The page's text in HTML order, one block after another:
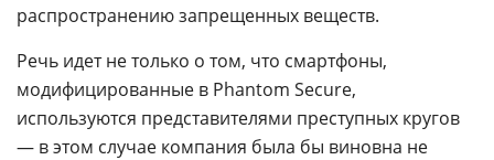
распространению запрещенных веществ.
Речь идет не только о том, что смартфоны,
модифицированные в Phantom Secure,
используются представителями преступных кругов
— в этом случае компания была бы виновна не